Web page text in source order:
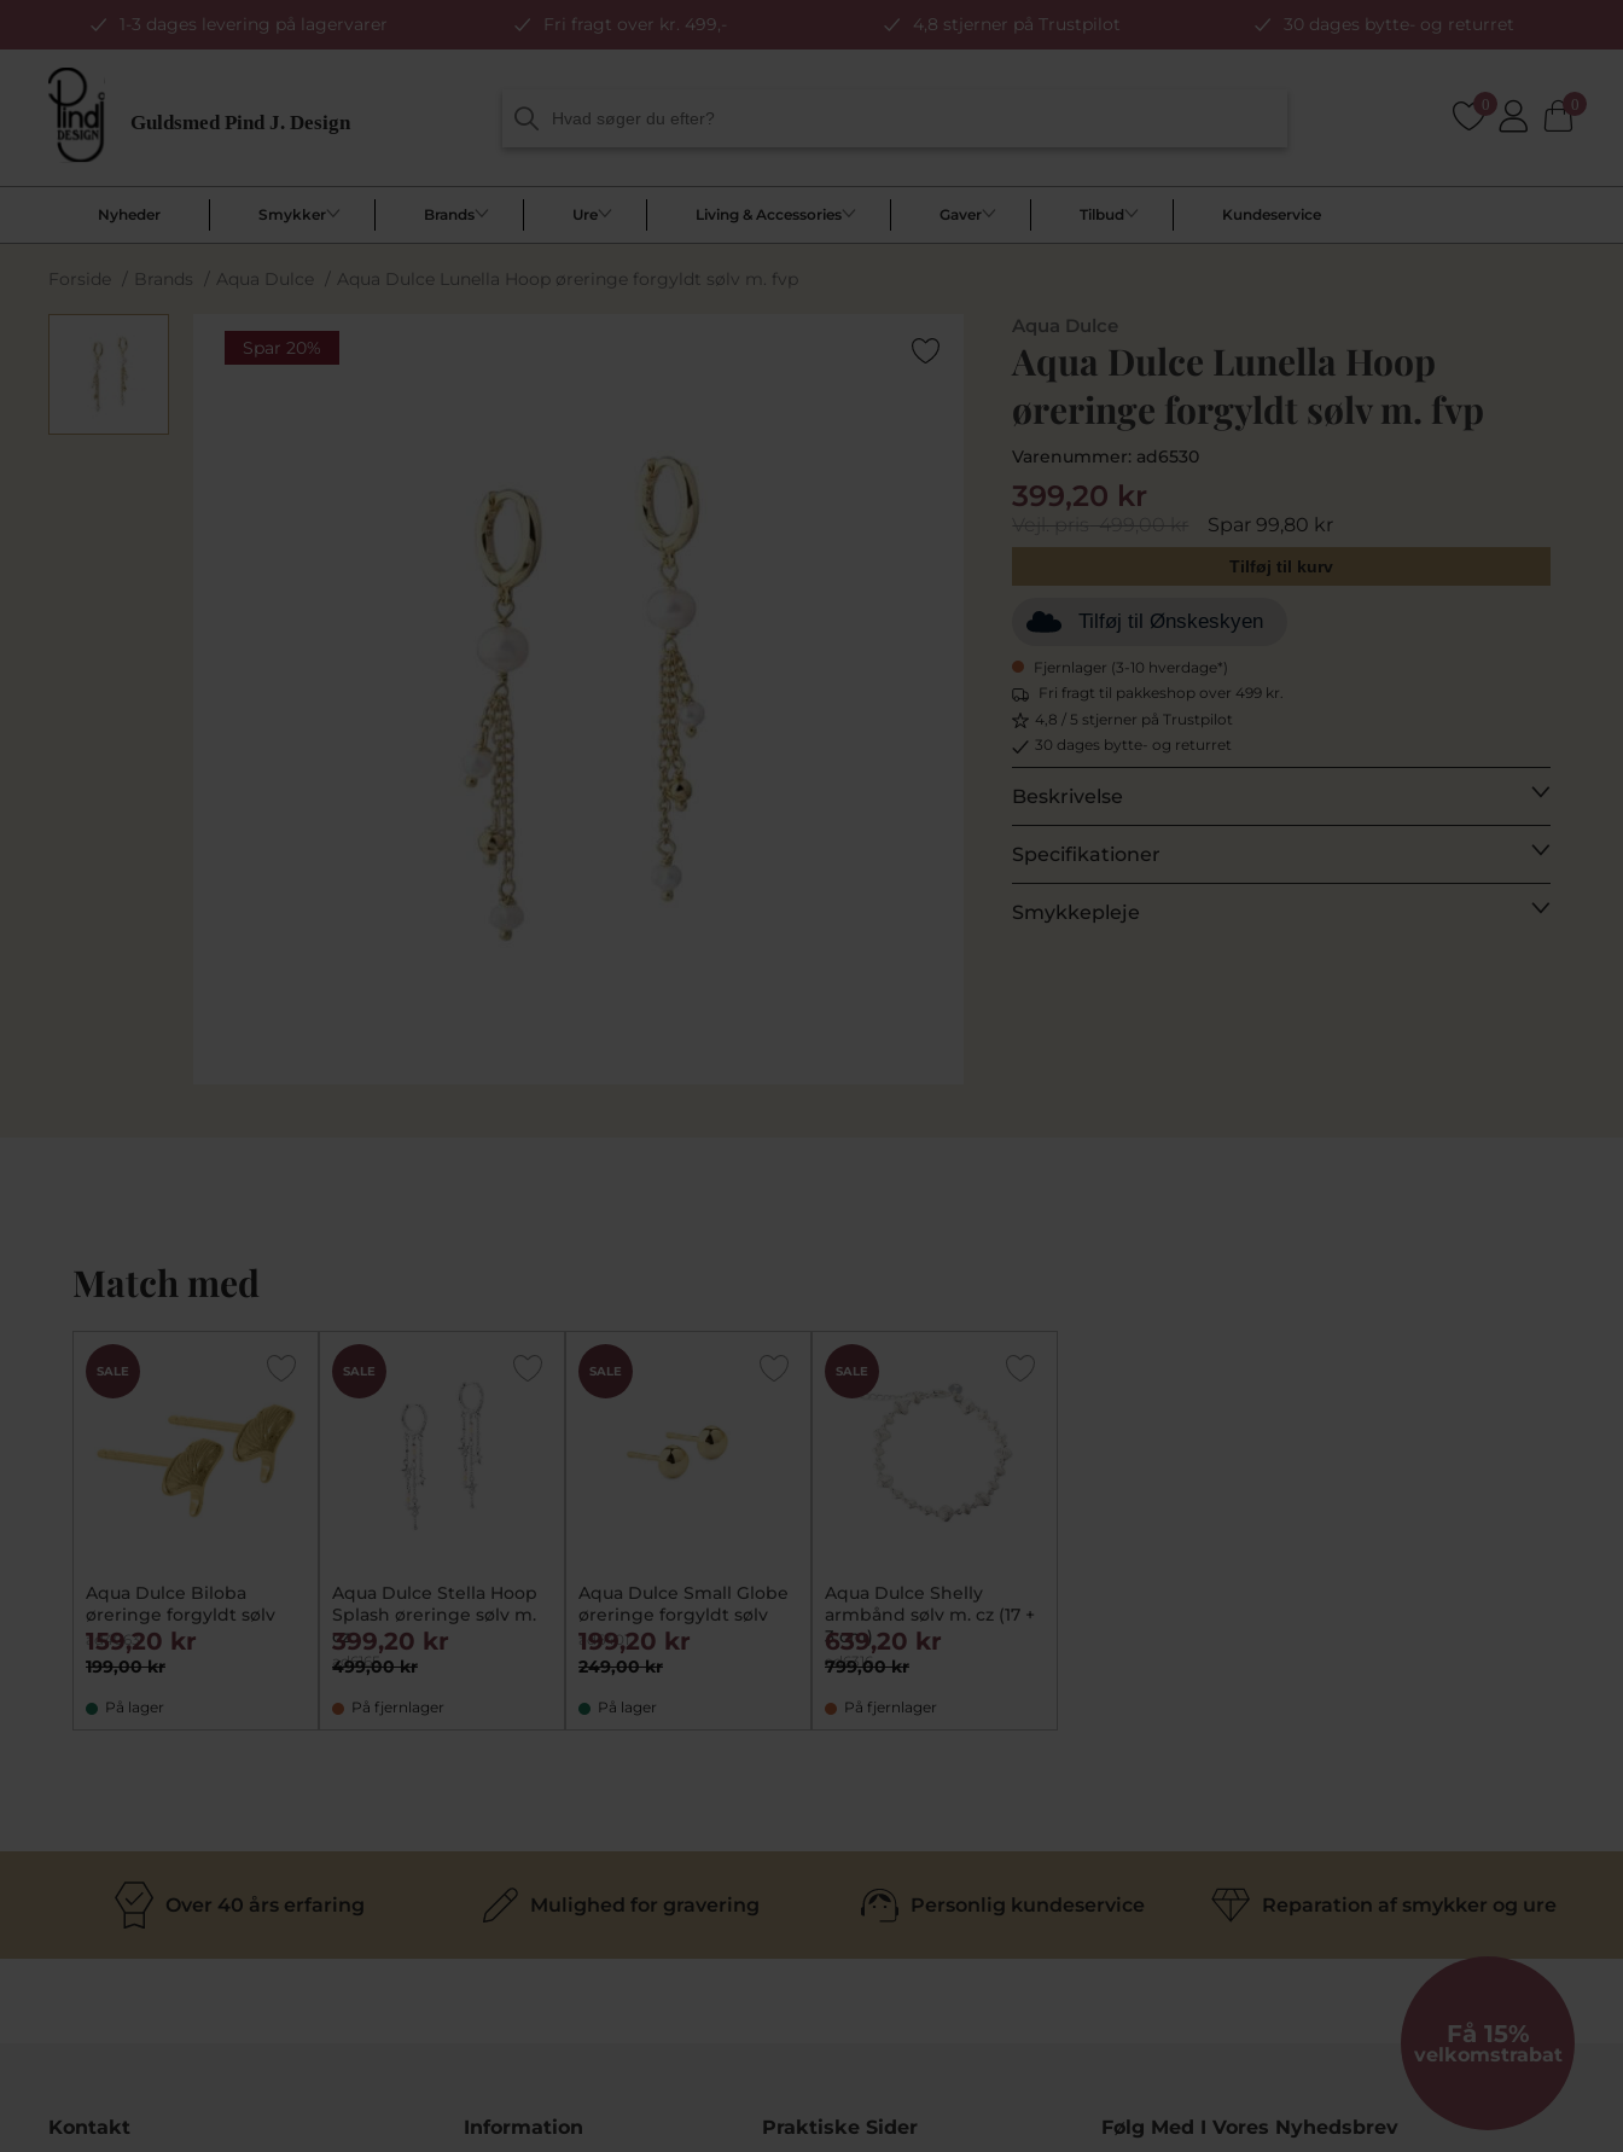
1-3 dages levering på lagervarer Fri fragt over kr. 499,- 4,8 stjerner på Trustpilot 30 dages bytte- og returret
0 0
Nyheder Smykker Brands Ure Living & Accessories Gaver Tilbud Kundeservice
Forside / Brands / Aqua Dulce / Aqua Dulce Lunella Hoop øreringe forgyldt sølv m. fvp
Spar 20%
Aqua Dulce
Aqua Dulce Lunella Hoop
øreringe forgyldt sølv m. fvp
Varenummer: ad6530
Vejl. pris499,00 kr Spar 99,80 kr
399,20 kr
Tilføj til kurv
Tilføj til Ønskeskyen
Fjernlager (3-10 hverdage*)
Fri fragt til pakkeshop over 499 kr.
4,8 / 5 stjerner på Trustpilot
30 dages bytte- og returret
Beskrivelse
Specifikationer
Smykkepleje
Match med
SALE
Aqua Dulce Biloba
øreringe forgyldt sølv
ad4063
199,00 kr
159,20 kr
På lager
SALE
Aqua Dulce Stella Hoop
Splash øreringe sølv m.
cz
ad6165
499,00 kr
399,20 kr
På fjernlager
SALE
Aqua Dulce Small Globe
øreringe forgyldt sølv
ad6401
249,00 kr
199,20 kr
På lager
SALE
Aqua Dulce Shelly
armbånd sølv m. cz (17 +
3 cm)
ad6316
799,00 kr
639,20 kr
På fjernlager
Over 40 års erfaring Mulighed for gravering Personlig kundeservice Reparation af smykker og ure
Kontakt Information Praktiske Sider
Få 15%
velkomstrabat
Følg Med I Vores Nyhedsbrev